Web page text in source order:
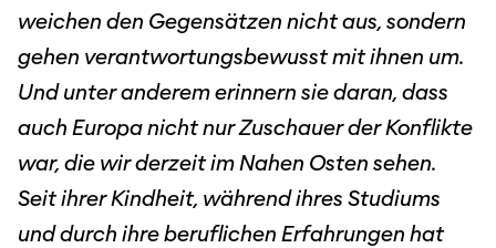
weichen den Gegensätzen nicht aus, sondern
gehen verantwortungsbewusst mit ihnen um.
Und unter anderem erinnern sie daran, dass
auch Europa nicht nur Zuschauer der Konflikte
war, die wir derzeit im Nahen Osten sehen.
Seit ihrer Kindheit, während ihres Studiums
und durch ihre beruflichen Erfahrungen hat